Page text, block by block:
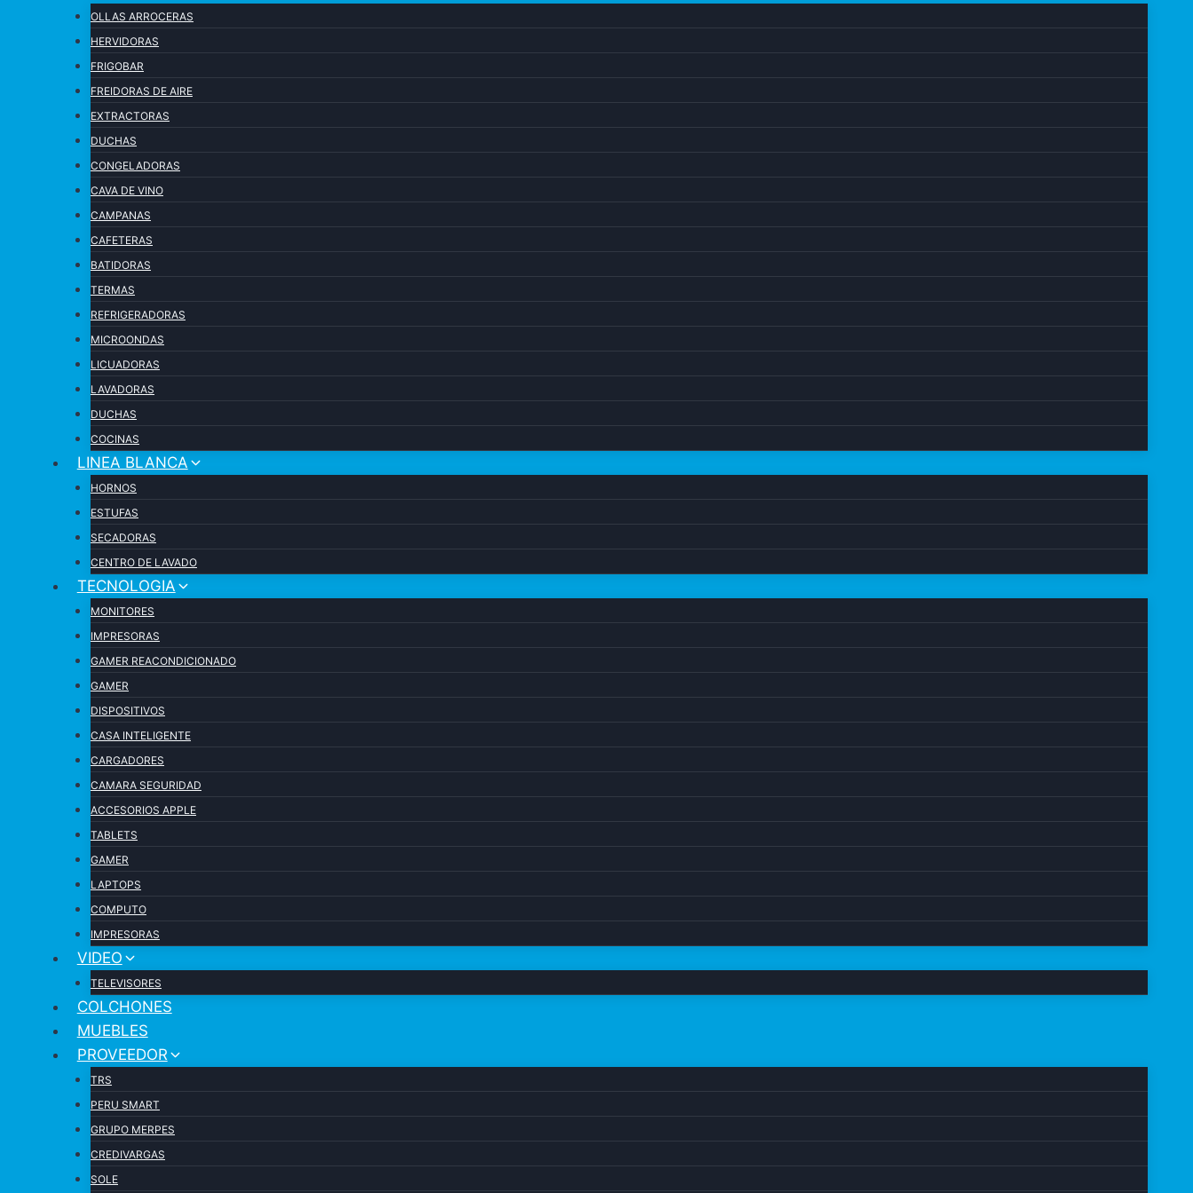
OLLAS ARROCERAS
HERVIDORAS
FRIGOBAR
FREIDORAS DE AIRE
EXTRACTORAS
DUCHAS
CONGELADORAS
CAVA DE VINO
CAMPANAS
CAFETERAS
BATIDORAS
TERMAS
REFRIGERADORAS
MICROONDAS
LICUADORAS
LAVADORAS
DUCHAS
COCINAS
LINEA BLANCA
HORNOS
ESTUFAS
SECADORAS
CENTRO DE LAVADO
TECNOLOGIA
MONITORES
IMPRESORAS
GAMER REACONDICIONADO
GAMER
DISPOSITIVOS
CASA INTELIGENTE
CARGADORES
CAMARA SEGURIDAD
ACCESORIOS APPLE
TABLETS
GAMER
LAPTOPS
COMPUTO
IMPRESORAS
VIDEO
TELEVISORES
COLCHONES
MUEBLES
PROVEEDOR
TRS
PERU SMART
GRUPO MERPES
CREDIVARGAS
SOLE